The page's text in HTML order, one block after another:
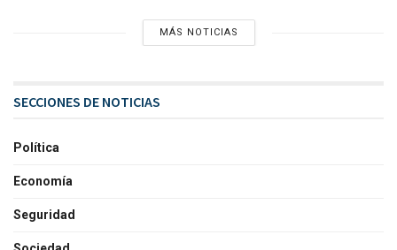
MÁS NOTICIAS
SECCIONES DE NOTICIAS
Política
Economía
Seguridad